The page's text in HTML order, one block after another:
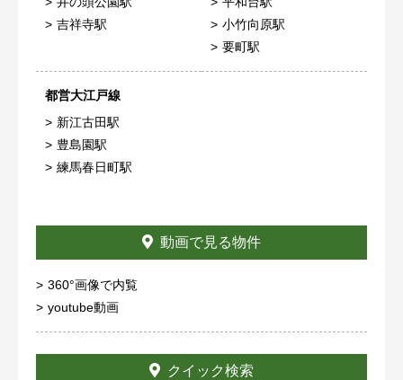
吉祥寺駅
小竹向原駅
要町駅
都営大江戸線
新江古田駅
豊島園駅
練馬春日町駅
動画で見る物件
360°画像で内覧
youtube動画
クイック検索